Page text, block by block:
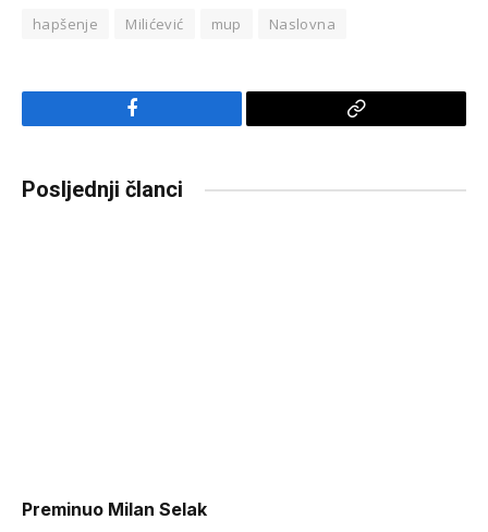
hapšenje Milićević mup Naslovna
Facebook
Copy
Posljednji članci
Preminuo Milan Selak